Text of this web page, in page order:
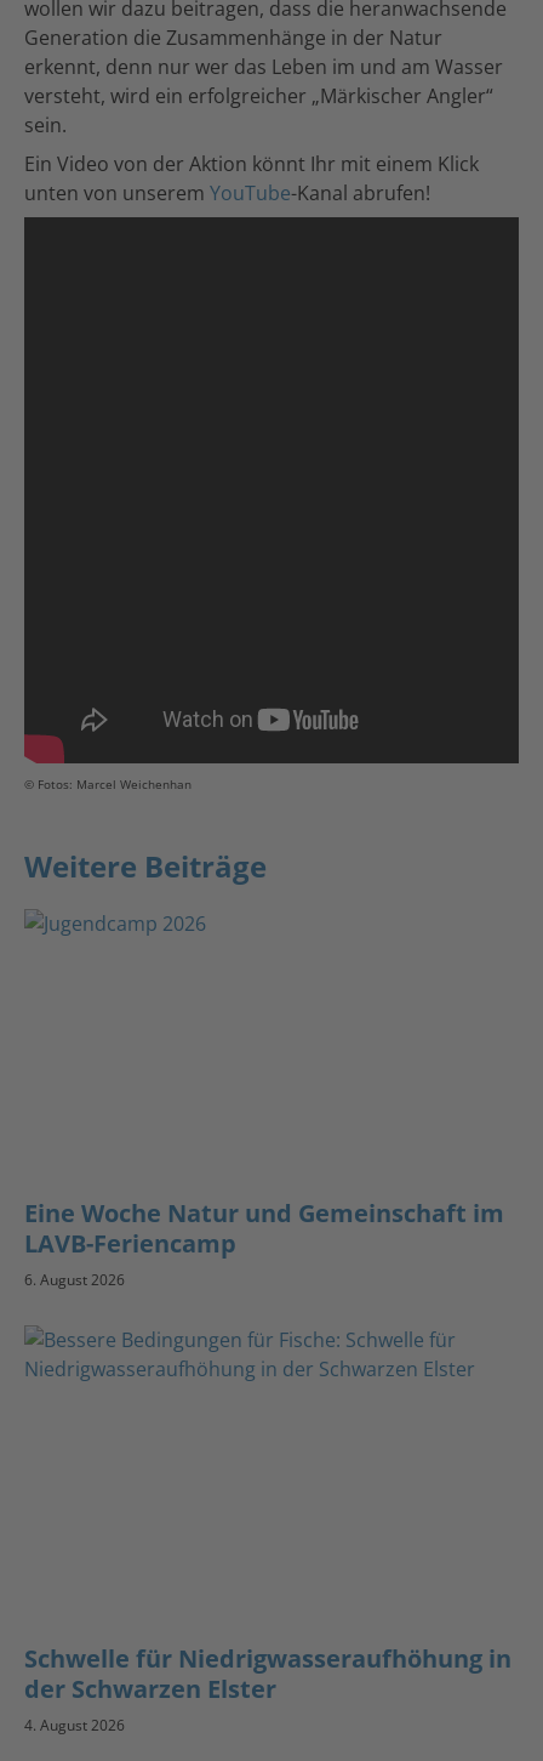
wollen wir dazu beitragen, dass die heranwachsende
Generation die Zusammenhänge in der Natur
erkennt, denn nur wer das Leben im und am Wasser
versteht, wird ein erfolgreicher „Märkischer Angler“
sein.
Ein Video von der Aktion könnt Ihr mit einem Klick
unten von unserem YouTube-Kanal abrufen!
© Fotos: Marcel Weichenhan
Weitere Beiträge
Eine Woche Natur und Gemeinschaft im
LAVB-Feriencamp
6. August 2026
Schwelle für Niedrigwasseraufhöhung in
der Schwarzen Elster
4. August 2026